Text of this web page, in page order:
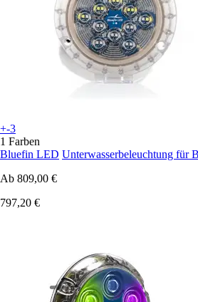
+-3
1 Farben
Bluefin LED Unterwasserbeleuchtung für
Ab 809,00 €
797,20 €